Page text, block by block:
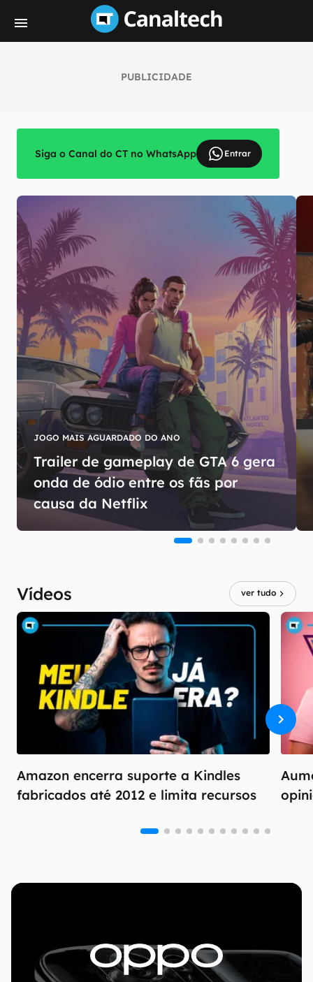
PUBLICIDADE
Siga o Canal do CT no WhatsApp Entrar
JOGO MAIS AGUARDADO DO ANO
Trailer de gameplay de GTA 6 gera
onda de ódio entre os fãs por
causa da Netflix
Vídeos ver tudo
Amazon encerra suporte a Kindles
fabricados até 2012 e limita recursos